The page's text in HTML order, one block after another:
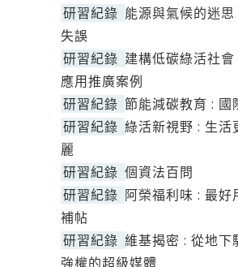
研習紀錄 能源與氣候的迷
失誤
研習紀錄 建構低碳綠活社
應用推廣案例
研習紀錄 節能減碳教育 : 國
研習紀錄 綠活新視野 : 生活
麗
研習紀錄 個資法百問
研習紀錄 阿榮福利味 : 最好
補帖
研習紀錄 維基揭密 : 從地下
強權的超級媒體